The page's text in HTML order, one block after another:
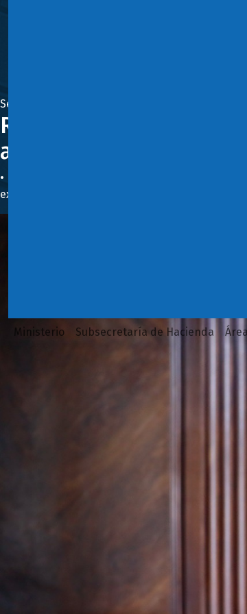
Ministerio Subsecretaría de Hacienda
Septiembre 11, 2025
Reuniones con
al parlamento británico
• El ministro Grau ofrecerá una charla
externo.